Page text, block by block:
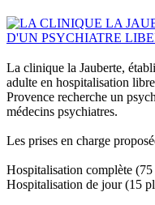
La clinique la Jauberte,
adulte en hospitalisation
Provence recherche un
médecins psychiatres.
Les prises en charge
Hospitalisation complète
Hospitalisation de jour (15